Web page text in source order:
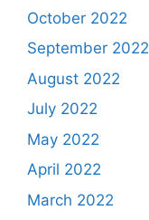
October 2022
September 2022
August 2022
July 2022
May 2022
April 2022
March 2022